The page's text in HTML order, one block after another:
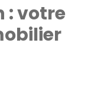
: votre